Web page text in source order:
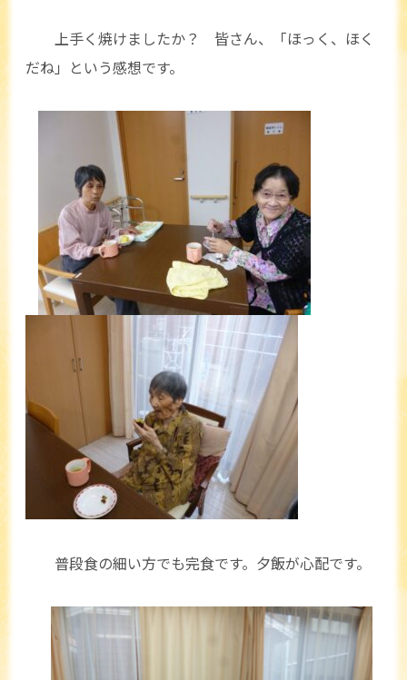
上手く焼けましたか？ 皆さん、「ほっく、ほく
だね」という感想です。
普段食の細い方でも完食です。夕飯が心配です。